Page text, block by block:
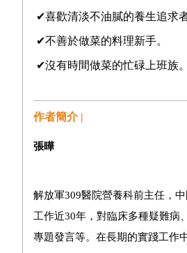
✔喜歡清淡不油膩的養生追求者
✔不善於做菜的料理新手。
✔沒有時間做菜的忙碌上班族。
作者簡介 |
張曄
解放軍309醫院營養科前主任，
工作近30年，對臨床多種疑難病
專題發言等。在長期的實踐工作